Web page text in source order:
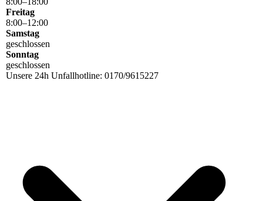
Freitag
8:00–12:00
Samstag
geschlossen
Sonntag
geschlossen
Unsere 24h Unfallhotline: 0170/9615227